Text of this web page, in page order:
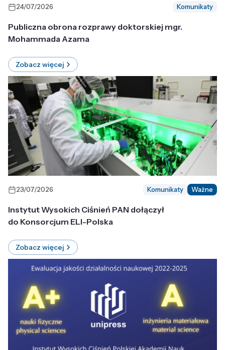
24/07/2026 Komunikaty
Publiczna obrona rozprawy doktorskiej mgr.
Mohammada Azama
Zobacz więcej
23/07/2026 Komunikaty Ważne
Instytut Wysokich Ciśnień PAN dołączył
do Konsorcjum ELI-Polska
Zobacz więcej